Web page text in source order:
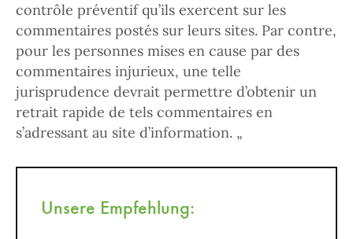
contrôle préventif qu’ils exercent sur les
commentaires postés sur leurs sites. Par contre,
pour les personnes mises en cause par des
commentaires injurieux, une telle
jurisprudence devrait permettre d’obtenir un
retrait rapide de tels commentaires en
s’adressant au site d’information. „
Unsere Empfehlung: